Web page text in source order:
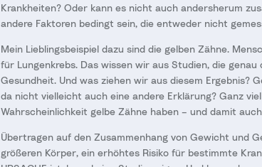
Krankheiten? Oder kann es nicht auch andersherum
andere Faktoren bedingt sein, die entweder nicht
Mein Lieblingsbeispiel dazu sind die gelben Zähne.
für Lungenkrebs. Das wissen wir aus Studien, die
Gesundheit. Und was ziehen wir aus diesem Ergebnis?
da nicht vielleicht auch eine andere Erklärung? Ganz
Wahrscheinlichkeit gelbe Zähne haben – und damit
Übertragen auf den Zusammenhang von Gewicht und
größeren Körper, ein erhöhtes Risiko für bestimmte